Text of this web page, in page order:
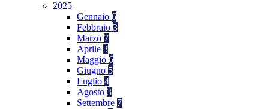
2025
Gennaio 6
Febbraio 3
Marzo 7
Aprile 3
Maggio 6
Giugno 5
Luglio 4
Agosto 3
Settembre 7